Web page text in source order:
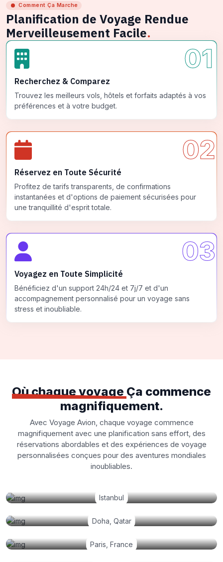
Comment Ça Marche
Planification de Voyage Rendue
Merveilleusement Facile.
01
Recherchez & Comparez
Trouvez les meilleurs vols, hôtels et forfaits adaptés à vos
préférences et à votre budget.
02
Réservez en Toute Sécurité
Profitez de tarifs transparents, de confirmations
instantanées et d'options de paiement sécurisées pour
une tranquillité d'esprit totale.
03
Voyagez en Toute Simplicité
Bénéficiez d'un support 24h/24 et 7j/7 et d'un
accompagnement personnalisé pour un voyage sans
stress et inoubliable.
Où chaque voyage Ça commence
magnifiquement.
Avec Voyage Avion, chaque voyage commence
magnifiquement avec une planification sans effort, des
réservations abordables et des expériences de voyage
personnalisées conçues pour des aventures mondiales
inoubliables.
Istanbul
Doha, Qatar
Paris, France